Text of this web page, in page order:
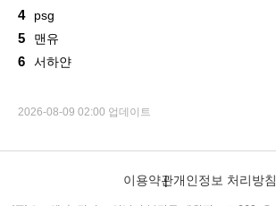
4 psg
5 맨유
6 서하얀
2026-08-09 02:00 업데이트
이용약관개인정보 처리방침